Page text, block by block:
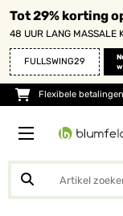
Tot 29% korting
48 UUR LANG MASSALE
FULLSWING29
Flexibele betalingen